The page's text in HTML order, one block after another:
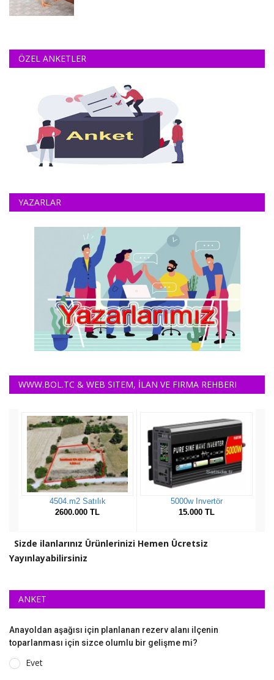
ÖZEL ANKETLER
YAZARLAR
WWW.BOL.TC & WEB SITEM, İLAN VE FIRMA REHBERI
Sizde ilanlarınız Ürünlerinizi Hemen Ücretsiz
Yayınlayabilirsiniz
ANKET
Anayoldan aşağısı için planlanan rezerv alanı ilçenin
toparlanması için sizce olumlu bir gelişme mi?
Evet